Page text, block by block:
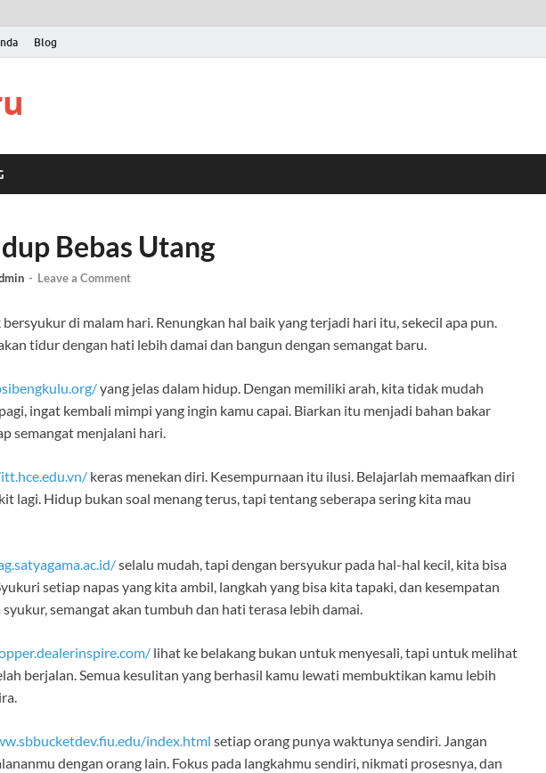
Blog
Bebas Utang
- Leave a Comment
di malam hari. Renungkan hal baik yang terjadi hari itu, sekecil apa pun.
tidur dengan hati lebih damai dan bangun dengan semangat baru.
yang jelas dalam hidup. Dengan memiliki arah, kita tidak mudah
ingat kembali mimpi yang ingin kamu capai. Biarkan itu menjadi bahan bakar
semangat menjalani hari.
keras menekan diri. Kesempurnaan itu ilusi. Belajarlah memaafkan diri
lagi. Hidup bukan soal menang terus, tapi tentang seberapa sering kita mau
selalu mudah, tapi dengan bersyukur pada hal-hal kecil, kita bisa
setiap napas yang kita ambil, langkah yang bisa kita tapaki, dan kesempatan
semangat akan tumbuh dan hati terasa lebih damai.
lihat ke belakang bukan untuk menyesali, tapi untuk melihat
berjalan. Semua kesulitan yang berhasil kamu lewati membuktikan kamu lebih
index.html setiap orang punya waktunya sendiri. Jangan
dengan orang lain. Fokus pada langkahmu sendiri, nikmati prosesnya, dan